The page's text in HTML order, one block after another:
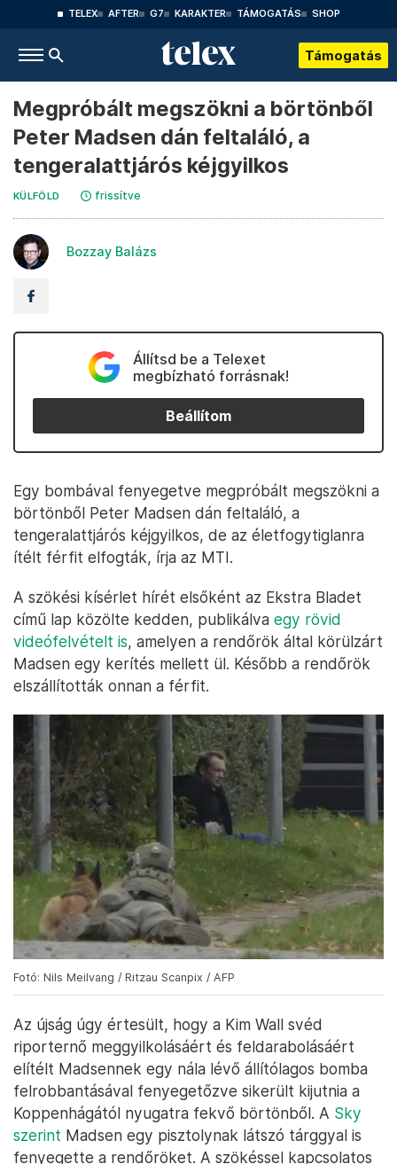
TELEX AFTER G7 KARAKTER TÁMOGATÁS SHOP
Támogatás
Megpróbált megszökni a börtönből
Peter Madsen dán feltaláló, a
tengeralattjárós kéjgyilkos
KÜLFÖLD frissítve
Bozzay Balázs
Állítsd be a Telexet
megbízható forrásnak!
Beállítom
Egy bombával fenyegetve megpróbált megszökni a
börtönből Peter Madsen dán feltaláló, a
tengeralattjárós kéjgyilkos, de az életfogytiglanra
ítélt férfit elfogták, írja az MTI.
A szökési kísérlet hírét elsőként az Ekstra Bladet
című lap közölte kedden, publikálva egy rövid
videófelvételt is, amelyen a rendőrök által körülzárt
Madsen egy kerítés mellett ül. Később a rendőrök
elszállították onnan a férfit.
Fotó: Nils Meilvang / Ritzau Scanpix / AFP
Az újság úgy értesült, hogy a Kim Wall svéd
riporternő meggyilkolásáért és feldarabolásáért
elítélt Madsennek egy nála lévő állítólagos bomba
felrobbantásával fenyegetőzve sikerült kijutnia a
Koppenhágától nyugatra fekvő börtönből. A Sky
szerint Madsen egy pisztolynak látszó tárggyal is
fenyegette a rendőröket. A szökéssel kapcsolatos